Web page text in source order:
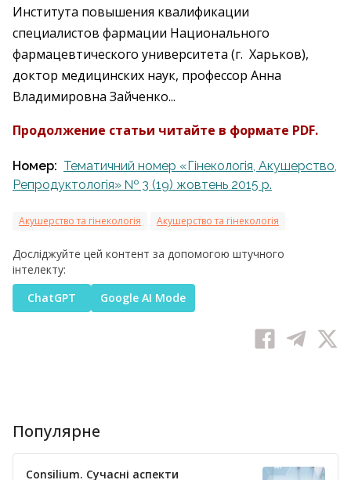
Института повышения квалификации
специалистов фармации Национального
фармацевтического университета (г. Харьков),
доктор медицинских наук, профессор Анна
Владимировна Зайченко...
Продолжение статьи читайте в формате PDF.
Номер: Тематичний номер «Гінекологія, Акушерство,
Репродуктологія» № 3 (19) жовтень 2015 р.
Акушерство та гінекологія Акушерство та гінекологія
Досліджуйте цей контент за допомогою штучного
інтелекту:
ChatGPT
Google AI Mode
Популярне
Consilium. Сучасні аспекти